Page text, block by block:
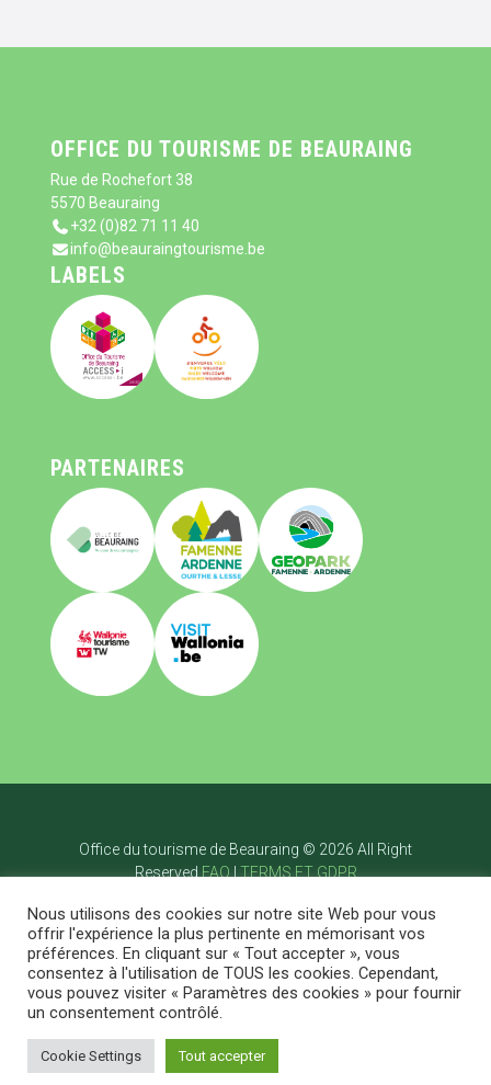
OFFICE DU TOURISME DE BEAURAING
Rue de Rochefort 38
5570 Beauraing
+32 (0)82 71 11 40
info@beauraingtourisme.be
LABELS
PARTENAIRES
Office du tourisme de Beauraing © 2026 All Right
Reserved FAQ
TERMS ET GDPR
Visiter
Bouger
Savourer
Dormir
Agenda
Blog
Nous utilisons des cookies sur notre site Web pour vous
offrir l'expérience la plus pertinente en mémorisant vos
préférences. En cliquant sur « Tout accepter », vous
consentez à l'utilisation de TOUS les cookies. Cependant,
vous pouvez visiter « Paramètres des cookies » pour fournir
un consentement contrôlé.
Cookie Settings Tout accepter